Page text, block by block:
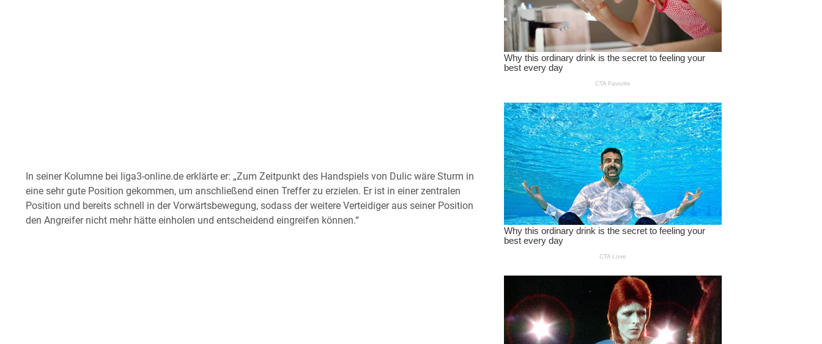
In seiner Kolumne bei liga3-online.de erklärte er: „Zum Zeitpunkt des Handspiels von Dulic wäre Sturm in
eine sehr gute Position gekommen, um anschließend einen Treffer zu erzielen. Er ist in einer zentralen
Position und bereits schnell in der Vorwärtsbewegung, sodass der weitere Verteidiger aus seiner Position
den Angreifer nicht mehr hätte einholen und entscheidend eingreifen können.“